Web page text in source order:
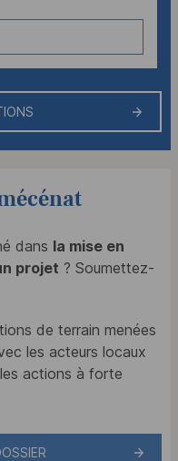
dans la mise en
projet ? Soumettez-
de terrain menées
les acteurs locaux
actions à forte